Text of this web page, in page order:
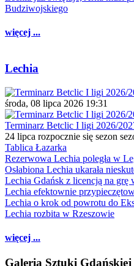
Budziwojskiego
więcej ...
Lechia
środa, 08 lipca 2026 19:31
Terminarz Betclic I ligi 2026/
24 lipca rozpocznie się sezon
Tablica Łazarka
Rezerwowa Lechia poległa w
Osłabiona Lechia ukarała
Lechia Gdańsk z licencją na grę
Lechia efektownie
Lechia o krok od powrotu do
Lechia rozbita w Rzeszowie
więcej ...
Galeria Sztuki Gdańskiej